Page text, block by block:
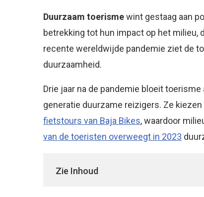
Duurzaam toerismewint gestaag aan
betrekking tot hun impact op het milieu,
recente wereldwijde pandemie ziet de
duurzaamheid.
Drie jaar na de pandemie bloeit
generatie duurzame reizigers. Ze
fietstours van Baja Bikes, waardoor
van de toeristen overweegt in 2023
Zie Inhoud